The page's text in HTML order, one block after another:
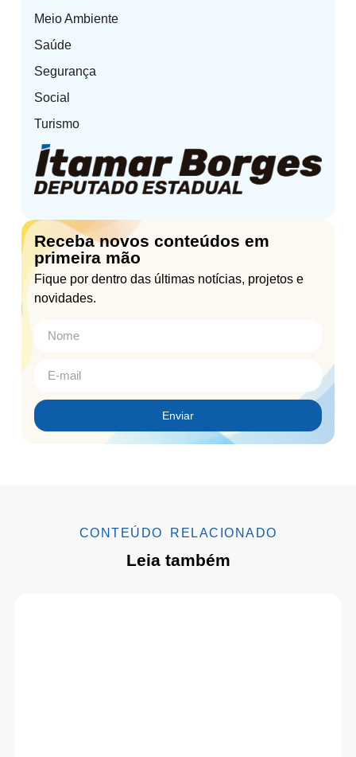
Meio Ambiente
Saúde
Segurança
Social
Turismo
Receba novos conteúdos em
primeira mão
Fique por dentro das últimas notícias, projetos e
novidades.
Enviar
CONTEÚDO RELACIONADO
Leia também